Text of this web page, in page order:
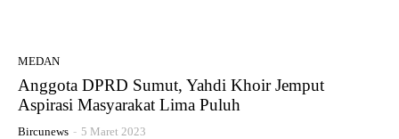
MEDAN
Anggota DPRD Sumut, Yahdi Khoir Jemput
Aspirasi Masyarakat Lima Puluh
Bircunews - 5 Maret 2023